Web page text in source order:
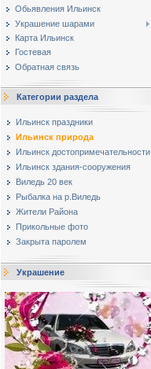
Обьявления Ильинск
Украшение шарами
Карта Ильинск
Гостевая
Обратная связь
Категории раздела
Ильинск праздники
Ильинск природа
Ильинск достопримечательности
Ильинск здания-сооружения
Виледь 20 век
Рыбалка на р.Виледь
Жители Района
Прикольные фото
Закрыта паролем
Украшение